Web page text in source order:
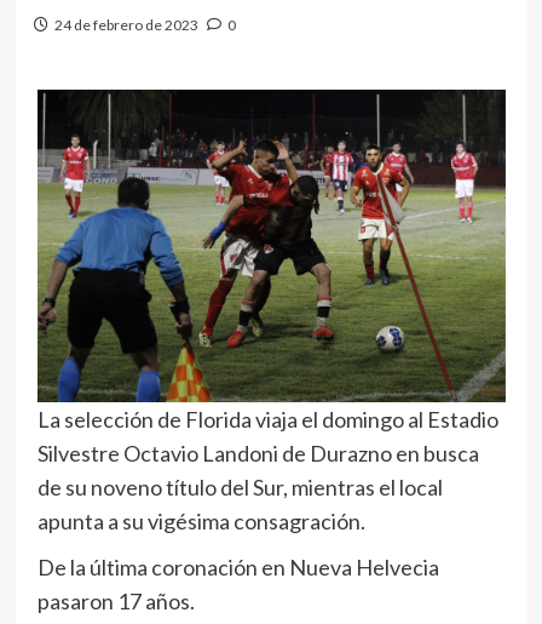
24 de febrero de 2023 0
La selección de Florida viaja el domingo al Estadio
Silvestre Octavio Landoni de Durazno en busca
de su noveno título del Sur, mientras el local
apunta a su vigésima consagración.
De la última coronación en Nueva Helvecia
pasaron 17 años.